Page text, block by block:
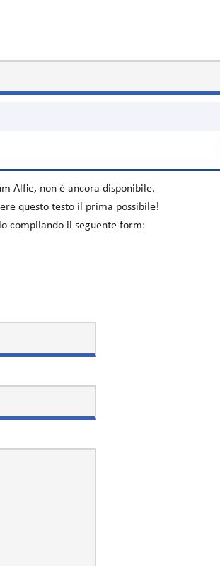
Alfie, non è ancora disponibile.
questo testo il prima possibile!
compilando il seguente form: